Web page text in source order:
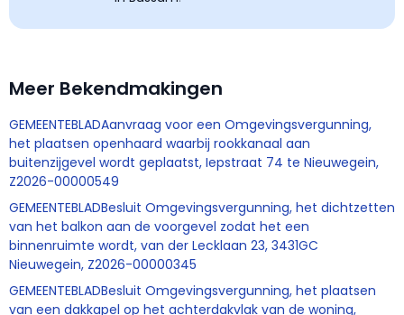
Meer Bekendmakingen
GEMEENTEBLADAanvraag voor een Omgevingsvergunning,
het plaatsen openhaard waarbij rookkanaal aan
buitenzijgevel wordt geplaatst, Iepstraat 74 te Nieuwegein,
Z2026-00000549
GEMEENTEBLADBesluit Omgevingsvergunning, het dichtzetten
van het balkon aan de voorgevel zodat het een
binnenruimte wordt, van der Lecklaan 23, 3431GC
Nieuwegein, Z2026-00000345
GEMEENTEBLADBesluit Omgevingsvergunning, het plaatsen
van een dakkapel op het achterdakvlak van de woning,